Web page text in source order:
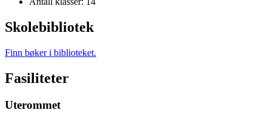
Skolebibliotek
Finn bøker i biblioteket.
Fasiliteter
Uterommet